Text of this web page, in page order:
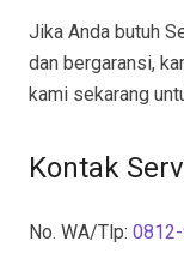
Jika Anda butuh
dan bergaransi,
kami sekarang
Kontak
No. WA/Tlp: